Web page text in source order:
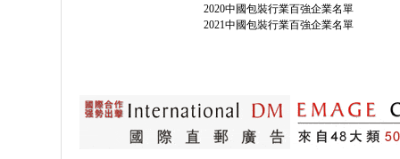
2020中國包裝行業百強企業名單
2021中國包裝行業百強企業名單